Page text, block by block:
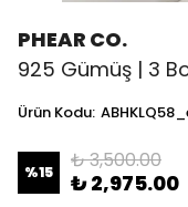
PHEAR CO.
925 Gümüş | 3
Ürün Kodu:
%15 ₺ 3,500.00
₺ 2,975.00